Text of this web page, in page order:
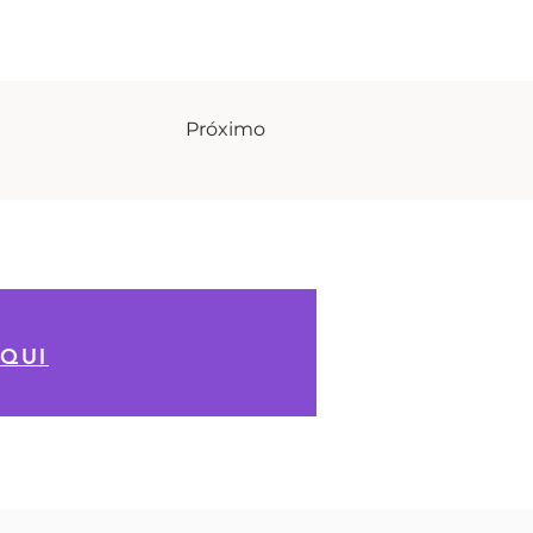
Próximo